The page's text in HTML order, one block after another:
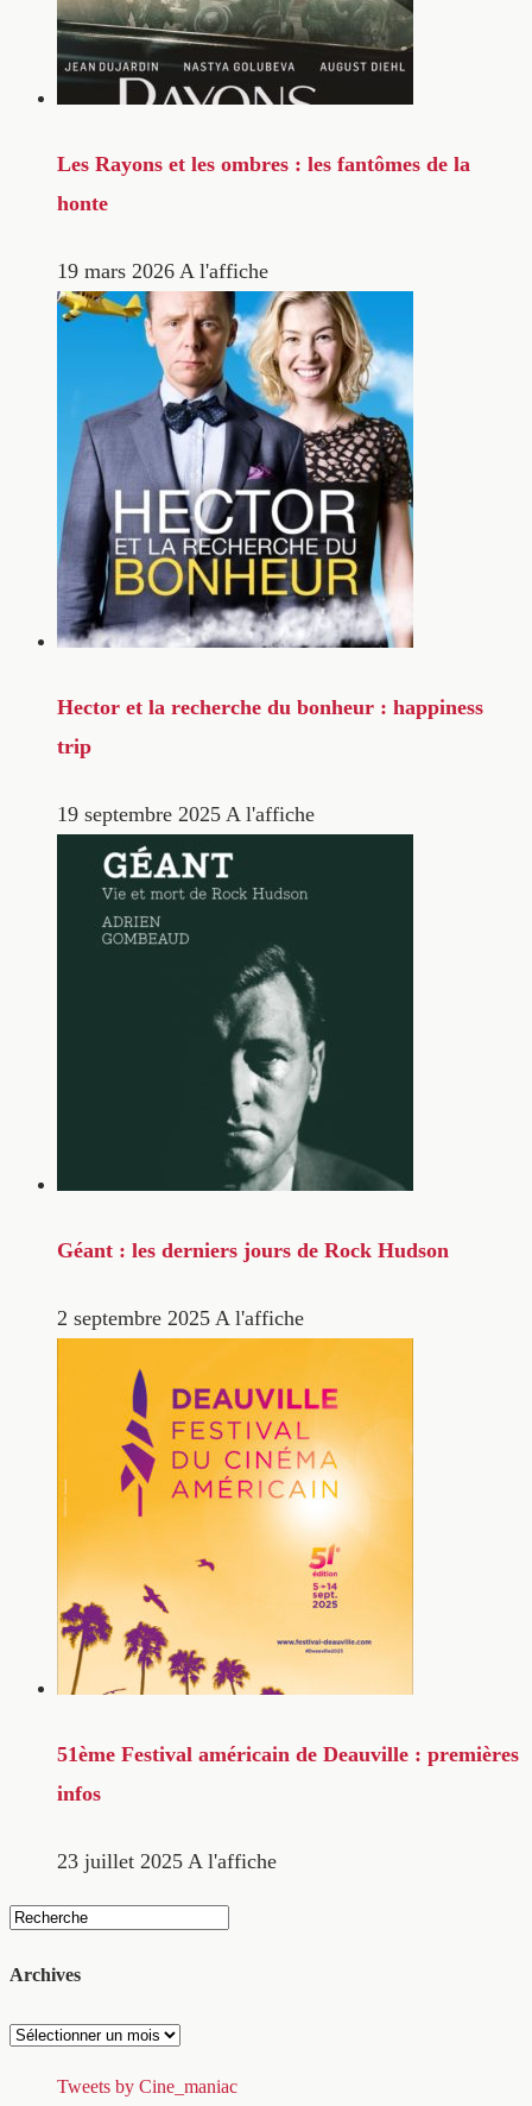
Les Rayons et les ombres : les fantômes de la
honte
19 mars 2026 A l'affiche
Hector et la recherche du bonheur : happiness
trip
19 septembre 2025 A l'affiche
Géant : les derniers jours de Rock Hudson
2 septembre 2025 A l'affiche
51ème Festival américain de Deauville : premières
infos
23 juillet 2025 A l'affiche
Archives
Archives
Tweets by Cine_maniac